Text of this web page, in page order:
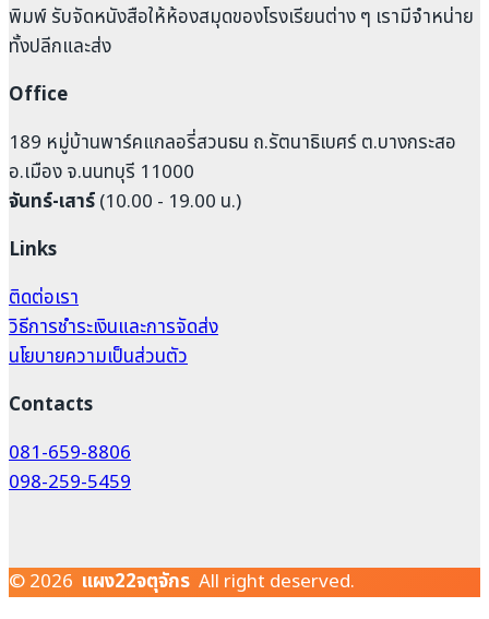
พิมพ์ รับจัดหนังสือให้ห้องสมุดของโรงเรียนต่าง ๆ เรามีจำหน่าย
ทั้งปลีกและส่ง
Office
189 หมู่บ้านพาร์คแกลอรี่สวนธน ถ.รัตนาธิเบศร์ ต.บางกระสอ
อ.เมือง จ.นนทบุรี 11000
จันทร์-เสาร์(10.00 - 19.00 น.)
Links
ติดต่อเรา
วิธีการชำระเงินและการจัดส่ง
นโยบายความเป็นส่วนตัว
Contacts
081-659-8806
098-259-5459
© 2026 แผง22จตุจักร All right deserved.